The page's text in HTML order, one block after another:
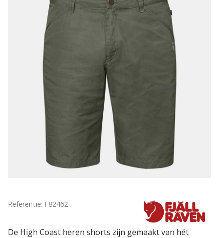
Referentie: F82462
De High Coast heren shorts zijn gemaakt van hét